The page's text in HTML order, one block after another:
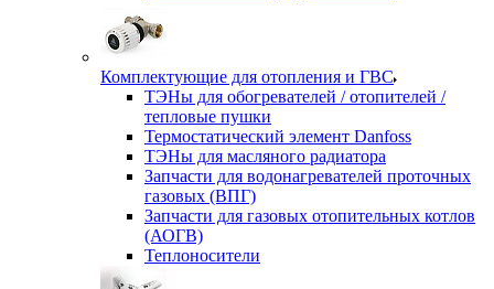
Комплектующие для отопления и ГВС
ТЭНы для обогревателей / отопителей /
тепловые пушки
Термостатический элемент Danfoss
ТЭНы для масляного радиатора
Запчасти для водонагревателей проточных
газовых (ВПГ)
Запчасти для газовых отопительных котлов
(АОГВ)
Теплоносители